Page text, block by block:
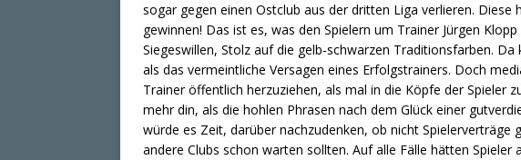
sogar gegen einen Ostclub aus der dritten Liga verlieren. Diese
gewinnen! Das ist es, was den Spielern um Trainer Jürgen
Siegeswillen, Stolz auf die gelb-schwarzen Traditionsfarben.
als das vermeintliche Versagen eines Erfolgstrainers. Doch
Trainer öffentlich herzuziehen, als mal in die Köpfe der Spieler
mehr din, als die hohlen Phrasen nach dem Glück einer
würde es Zeit, darüber nachzudenken, ob nicht Spielerverträge
andere Clubs schon warten sollten. Auf alle Fälle hätten